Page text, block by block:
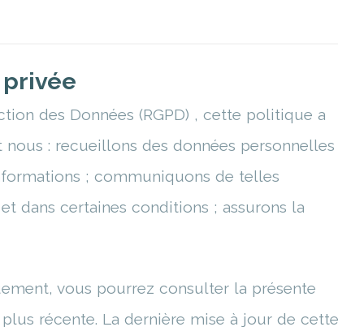
des Données (RGPD) , cette politique a
: recueillons des données personnelles
; communiquons de telles
dans certaines conditions ; assurons la
vous pourrez consulter la présente
récente. La dernière mise à jour de cette